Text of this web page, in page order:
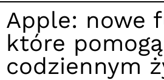
Apple: nowe
które
codziennym